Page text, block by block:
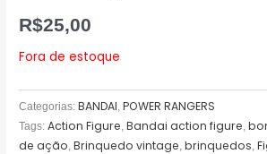
R$25,00
Fora de estoque
Categorias:BANDAI ,POWER RANGERS
Tags: Action Figure ,Bandai action figure ,
de ação ,Brinquedo vintage ,brinquedos ,